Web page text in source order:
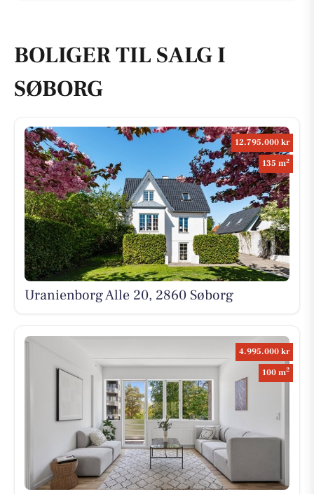
BOLIGER TIL SALG I
SØBORG
12.795.000 kr
135 m2
Uranienborg Alle 20, 2860 Søborg
4.995.000 kr
100 m2